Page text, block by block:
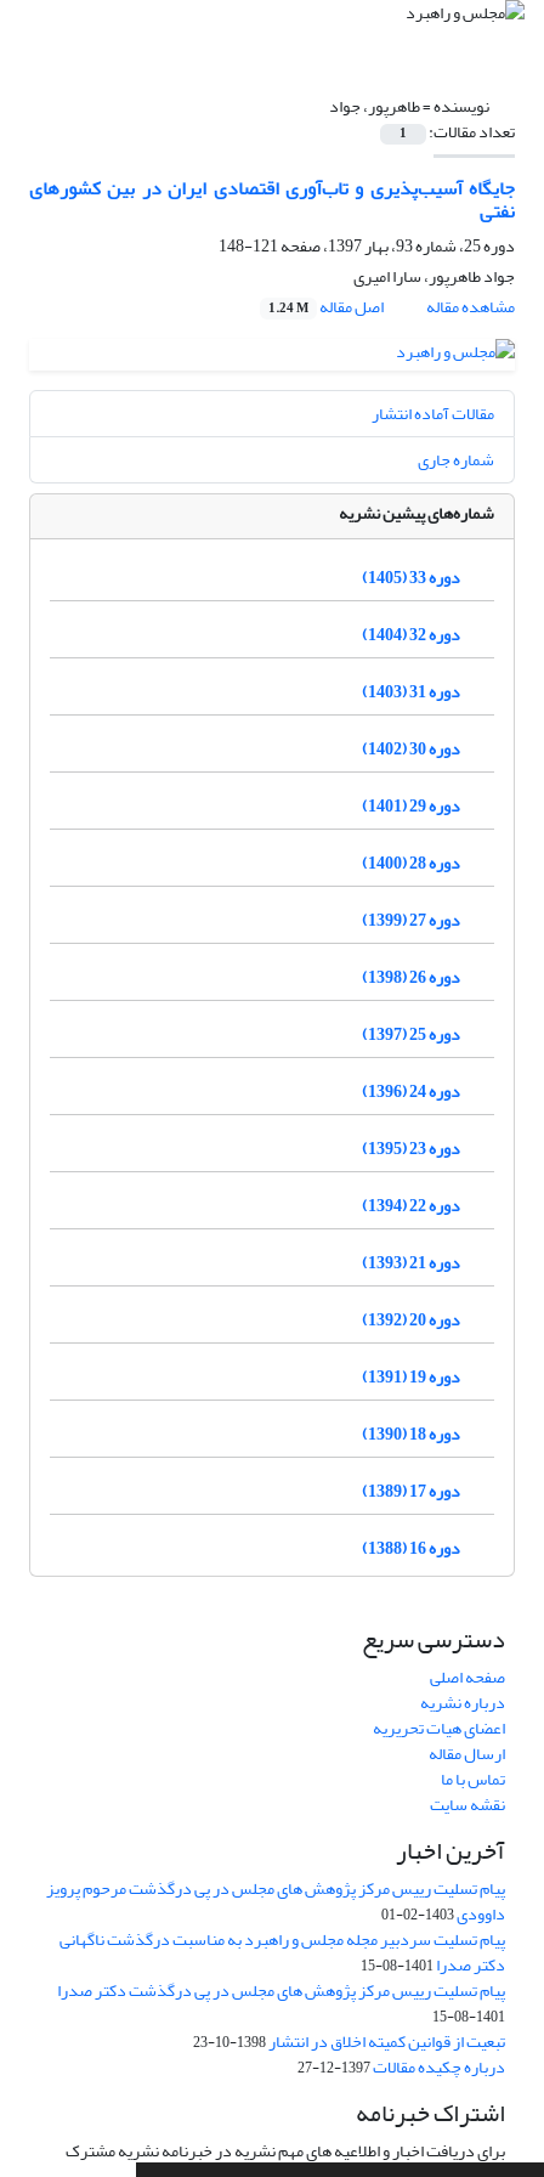
نویسنده =طاهرپور، جواد
تعداد مقالات: 1
جایگاه آسیب‌پذیری و تاب‌آوری اقتصادی ایران در بین کشورهای
نفتی
دوره 25، شماره 93، بهار 1397، صفحه
121-148
جواد طاهرپور، سارا امیری
مشاهده مقاله
اصل مقاله 1.24 M
مقالات آماده انتشار
شماره جاری
شماره‌های پیشین نشریه
دوره 33 (1405)
دوره 32 (1404)
دوره 31 (1403)
دوره 30 (1402)
دوره 29 (1401)
دوره 28 (1400)
دوره 27 (1399)
دوره 26 (1398)
دوره 25 (1397)
دوره 24 (1396)
دوره 23 (1395)
دوره 22 (1394)
دوره 21 (1393)
دوره 20 (1392)
دوره 19 (1391)
دوره 18 (1390)
دوره 17 (1389)
دوره 16 (1388)
دسترسی سریع
صفحه اصلی
درباره نشریه
اعضای هیات تحریریه
ارسال مقاله
تماس با ما
نقشه سایت
آخرین اخبار
پیام تسلیت رییس مرکز پژوهش های مجلس در پی درگذشت مرحوم پرویز
داوودی1403-02-01
پیام تسلیت سردبیر مجله مجلس و راهبرد به مناسبت درگذشت ناگهانی
دکتر صدرا1401-08-15
پیام تسلیت رییس مرکز پژوهش های مجلس در پی درگذشت دکتر صدرا
1401-08-15
تبعیت از قوانین کمیته اخلاق در انتشار1398-10-23
درباره چکیده مقالات1397-12-27
اشتراک خبرنامه
برای دریافت اخبار و اطلاعیه های مهم نشریه در خبرنامه نشریه مشترک